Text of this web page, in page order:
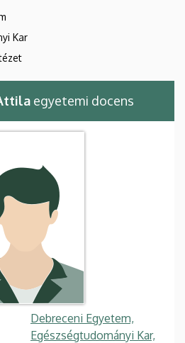
Kar
egyetemi docens
Debreceni Egyetem,
Egészségtudományi Kar,